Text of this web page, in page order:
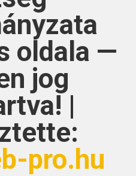
oldala —
jog
|
pro.hu